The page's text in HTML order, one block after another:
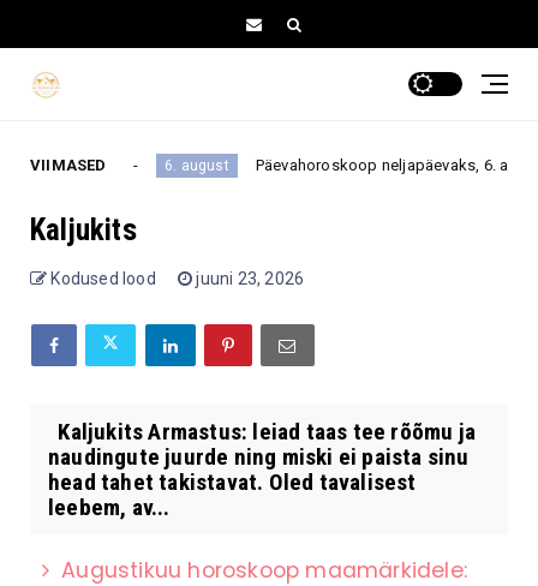
VIIMASED
ellu tagasi 6. august Päevahoroskoop neljapäevaks, 6.
Kaljukits
Kodused lood juuni 23, 2026
Kaljukits Armastus: leiad taas tee rõõmu ja
naudingute juurde ning miski ei paista sinu
head tahet takistavat. Oled tavalisest
leebem, av...
Augustikuu horoskoop maamärkidele: